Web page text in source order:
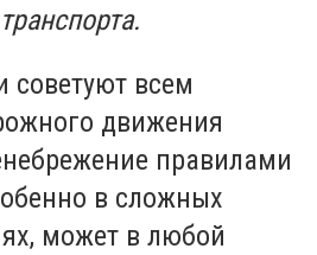
советуют всем
движения
правилами
в сложных
может в любой